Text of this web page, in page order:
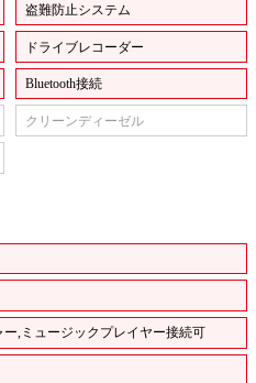
盗難防止システム
ドライブレコーダー
Bluetooth接続
クリーンディーゼル
,ミュージックプレイヤー接続可